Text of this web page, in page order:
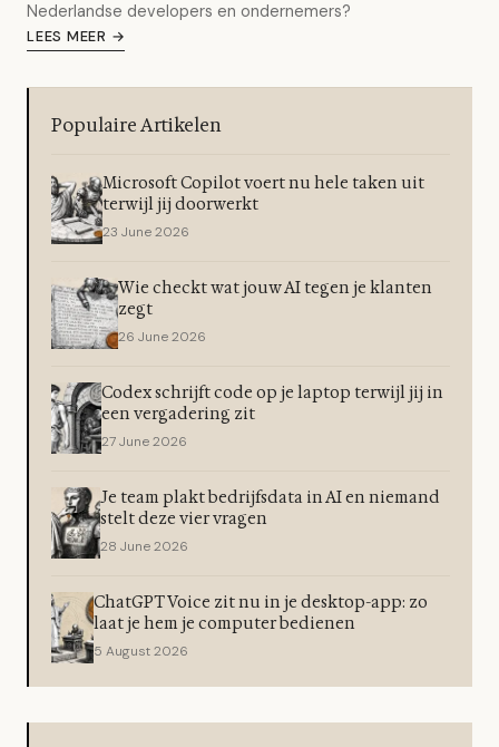
Nederlandse developers en ondernemers?
LEES MEER →
Populaire Artikelen
Microsoft Copilot voert nu hele taken uit
terwijl jij doorwerkt
23 June 2026
Wie checkt wat jouw AI tegen je klanten
zegt
26 June 2026
Codex schrijft code op je laptop terwijl jij in
een vergadering zit
27 June 2026
Je team plakt bedrijfsdata in AI en niemand
stelt deze vier vragen
28 June 2026
ChatGPT Voice zit nu in je desktop-app: zo
laat je hem je computer bedienen
5 August 2026